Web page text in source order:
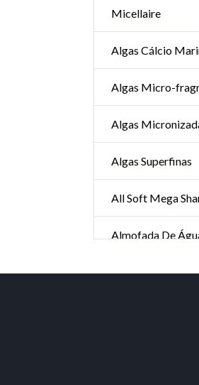
Micellaire
Algas Cálcio
Algas Micro-
Algas
Algas Superfinas
All Soft Mega
Almofada De
Ambientador